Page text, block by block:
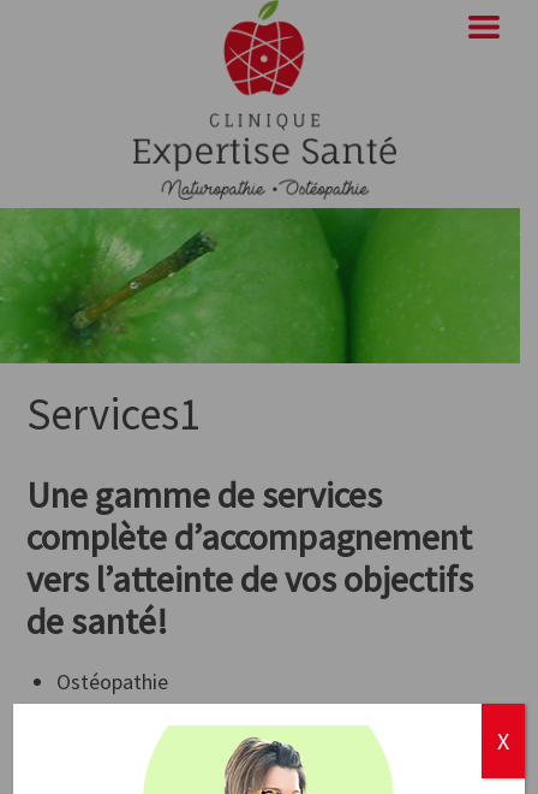
Services1
Une gamme de services
complète d’accompagnement
vers l’atteinte de vos objectifs
de santé!
Ostéopathie
Nutrithérapie et saine
alimentation
X